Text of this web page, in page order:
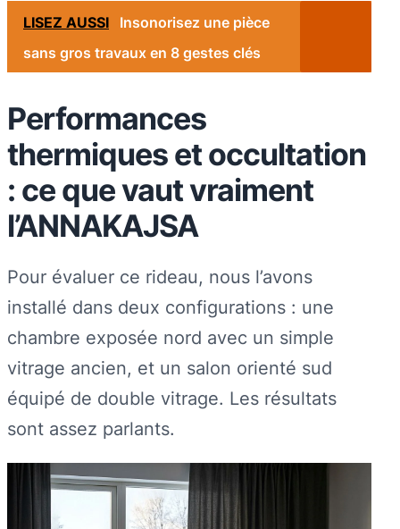
LISEZ AUSSI
Insonorisez une pièce
sans gros travaux en 8 gestes clés
Performances
thermiques et occultation
: ce que vaut vraiment
l’ANNAKAJSA
Pour évaluer ce rideau, nous l’avons
installé dans deux configurations : une
chambre exposée nord avec un simple
vitrage ancien, et un salon orienté sud
équipé de double vitrage. Les résultats
sont assez parlants.